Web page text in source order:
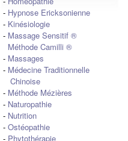
- Hypnose Ericksonienne
- Kinésiologie
- Massage Sensitif ®
Méthode Camilli ®
- Massages
- Médecine Traditionnelle
Chinoise
- Méthode Mézières
- Naturopathie
- Nutrition
- Ostéopathie
- Phytothérapie